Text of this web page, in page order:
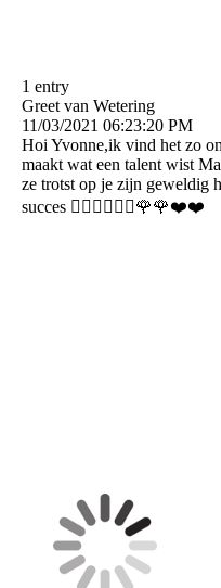
1 entry
Greet van Wetering
11/03/2021 06:23:20 PM
Hoi Yvonne,ik vind het zo
maakt wat een talent wist
ze trotst op je zijn geweldig
succes 👩‍❤️‍👨👩‍❤️‍👨🌹🌹❤️❤️